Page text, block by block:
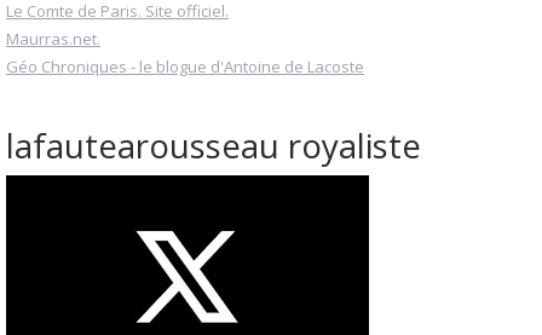
Le Comte de Paris. Site officiel.
Maurras.net.
Géo Chroniques - le blogue d'Antoine de Lacoste
lafautearousseau royaliste